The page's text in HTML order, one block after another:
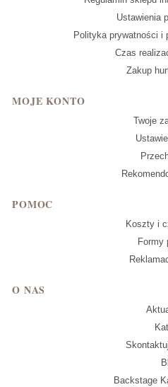
Ustawienia
Polityka prywatności i
Czas
Zakup
MOJE KONTO
Twoje
POMOC
Koszty i
Formy
O NAS
Backstage